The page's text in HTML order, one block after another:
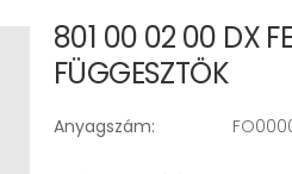
801 00 02 00 DX
FÜGGESZTÖK
Anyagszám: